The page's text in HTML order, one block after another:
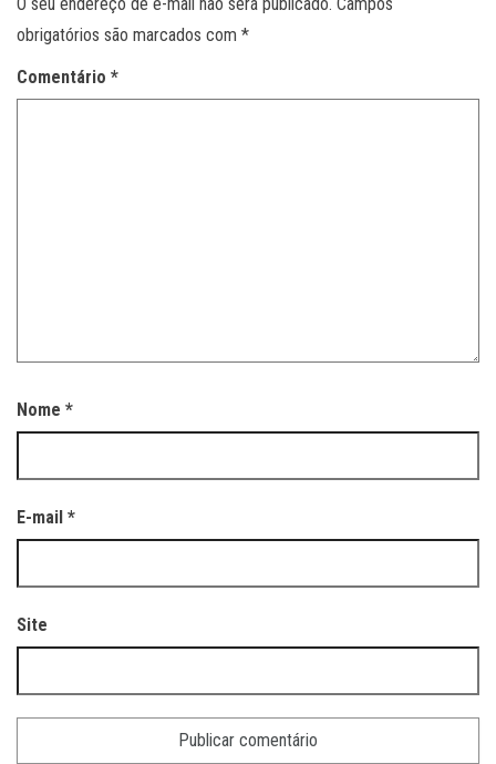
obrigatórios são marcados com *
Comentário *
Nome *
E-mail *
Site